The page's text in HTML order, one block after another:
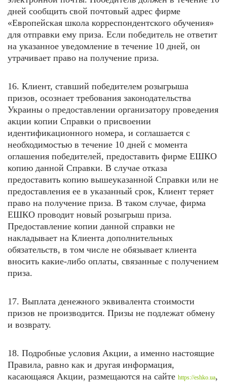
дней сообщить свой почтовый адрес фирме
«Европейская школа корреспондентского обучения»
для отправки ему приза. Если победитель не ответит
на указанное уведомление в течение 10 дней, он
утрачивает право на получение приза.
16. Клиент, ставший победителем розыгрыша
призов, осознает требования законодательства
Украины о предоставлении организатору проведения
акции копии Справки о присвоении
идентификационного номера, и соглашается с
необходимостью в течение 10 дней с момента
оглашения победителей, предоставить фирме ЕШКО
копию данной Справки. В случае отказа
предоставить копию вышеуказанной Справки или не
предоставления ее в указанный срок, Клиент теряет
право на получение приза. В таком случае, фирма
ЕШКО проводит новый розыгрыш приза.
Предоставление копии данной справки не
накладывает на Клиента дополнительных
обязательств, в том числе не обязывает клиента
вносить какие-либо оплаты, связанные с получением
приза.
17. Выплата денежного эквивалента стоимости
призов не производится. Призы не подлежат обмену
и возврату.
18. Подробные условия Акции, а именно настоящие
Правила, равно как и другая информация,
касающаяся Акции, размещаются на сайте https://eshko.ua,